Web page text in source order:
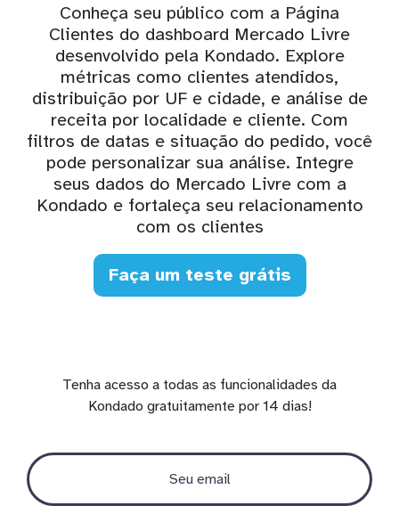
Conheça seu público com a Página
Clientes do dashboard Mercado Livre
desenvolvido pela Kondado. Explore
métricas como clientes atendidos,
distribuição por UF e cidade, e análise de
receita por localidade e cliente. Com
filtros de datas e situação do pedido, você
pode personalizar sua análise. Integre
seus dados do Mercado Livre com a
Kondado e fortaleça seu relacionamento
com os clientes
Faça um teste grátis
Tenha acesso a todas as funcionalidades da
Kondado gratuitamente por 14 dias!